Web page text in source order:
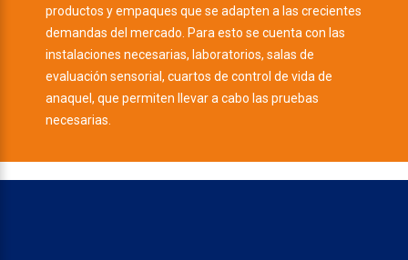
productos y empaques que se adapten a las crecientes
demandas del mercado. Para esto se cuenta con las
instalaciones necesarias, laboratorios, salas de
evaluación sensorial, cuartos de control de vida de
anaquel, que permiten llevar a cabo las pruebas
necesarias.